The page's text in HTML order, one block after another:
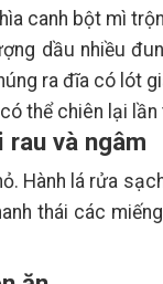
canh bột mì
dầu nhiều
ra đĩa có lót
thể chiên lại
rau và ngâm
Hành lá rửa
thái các